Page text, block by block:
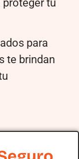
proteger tu
para
te brindan